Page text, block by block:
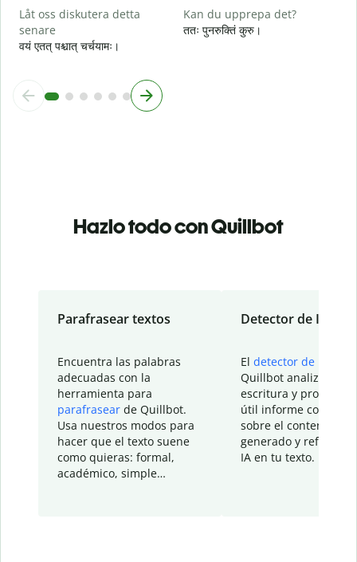
Låt oss diskutera detta
senare
वयं एतत् पश्चात् चर्चयामः।
Kan du upprepa det?
ततः पुनरुक्तिं कुरु।
Hazlo todo con Quillbot
Parafrasear textos
Encuentra las palabras
adecuadas con la
herramienta para
parafrasear de Quillbot.
Usa nuestros modos para
hacer que el texto suene
como quieras: formal,
académico, simple…
Detector de IA
El detector de IA
Quillbot analiza tu
escritura y
útil informe con
sobre el contenido
generado y refinado
IA en tu texto.